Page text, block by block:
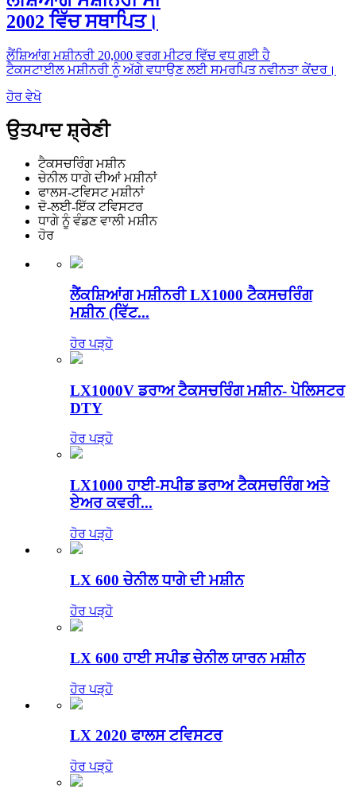
2002 ਵਿੱਚ ਸਥਾਪਿਤ।
ਲੈਂਸ਼ਿਆਂਗ ਮਸ਼ੀਨਰੀ 20,000 ਵਰਗ ਮੀਟਰ ਵਿੱਚ ਵਧ ਗਈ ਹੈ
ਟੈਕਸਟਾਈਲ ਮਸ਼ੀਨਰੀ ਨੂੰ ਅੱਗੇ ਵਧਾਉਣ ਲਈ ਸਮਰਪਿਤ ਨਵੀਨਤਾ ਕੇਂਦਰ।
ਹੋਰ ਵੇਖੋ
ਉਤਪਾਦ ਸ਼੍ਰੇਣੀ
ਟੈਕਸਚਰਿੰਗ ਮਸ਼ੀਨ
ਚੇਨੀਲ ਧਾਗੇ ਦੀਆਂ ਮਸ਼ੀਨਾਂ
ਫਾਲਸ-ਟਵਿਸਟ ਮਸ਼ੀਨਾਂ
ਦੋ-ਲਈ-ਇੱਕ ਟਵਿਸਟਰ
ਧਾਗੇ ਨੂੰ ਵੰਡਣ ਵਾਲੀ ਮਸ਼ੀਨ
ਹੋਰ
ਲੈਂਕਸ਼ਿਆਂਗ ਮਸ਼ੀਨਰੀ LX1000 ਟੈਕਸਚਰਿੰਗ
ਮਸ਼ੀਨ (ਵਿੱਟ...
ਹੋਰ ਪੜ੍ਹੋ
LX1000V ਡਰਾਅ ਟੈਕਸਚਰਿੰਗ ਮਸ਼ੀਨ- ਪੋਲਿਸਟਰ
DTY
ਹੋਰ ਪੜ੍ਹੋ
LX1000 ਹਾਈ-ਸਪੀਡ ਡਰਾਅ ਟੈਕਸਚਰਿੰਗ ਅਤੇ
ਏਅਰ ਕਵਰੀ...
ਹੋਰ ਪੜ੍ਹੋ
LX 600 ਚੇਨੀਲ ਧਾਗੇ ਦੀ ਮਸ਼ੀਨ
ਹੋਰ ਪੜ੍ਹੋ
LX 600 ਹਾਈ ਸਪੀਡ ਚੇਨੀਲ ਯਾਰਨ ਮਸ਼ੀਨ
ਹੋਰ ਪੜ੍ਹੋ
LX 2020 ਫਾਲਸ ਟਵਿਸਟਰ
ਹੋਰ ਪੜ੍ਹੋ